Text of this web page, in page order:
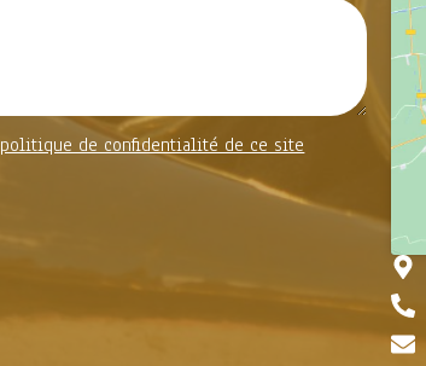
politique de confidentialité de ce site